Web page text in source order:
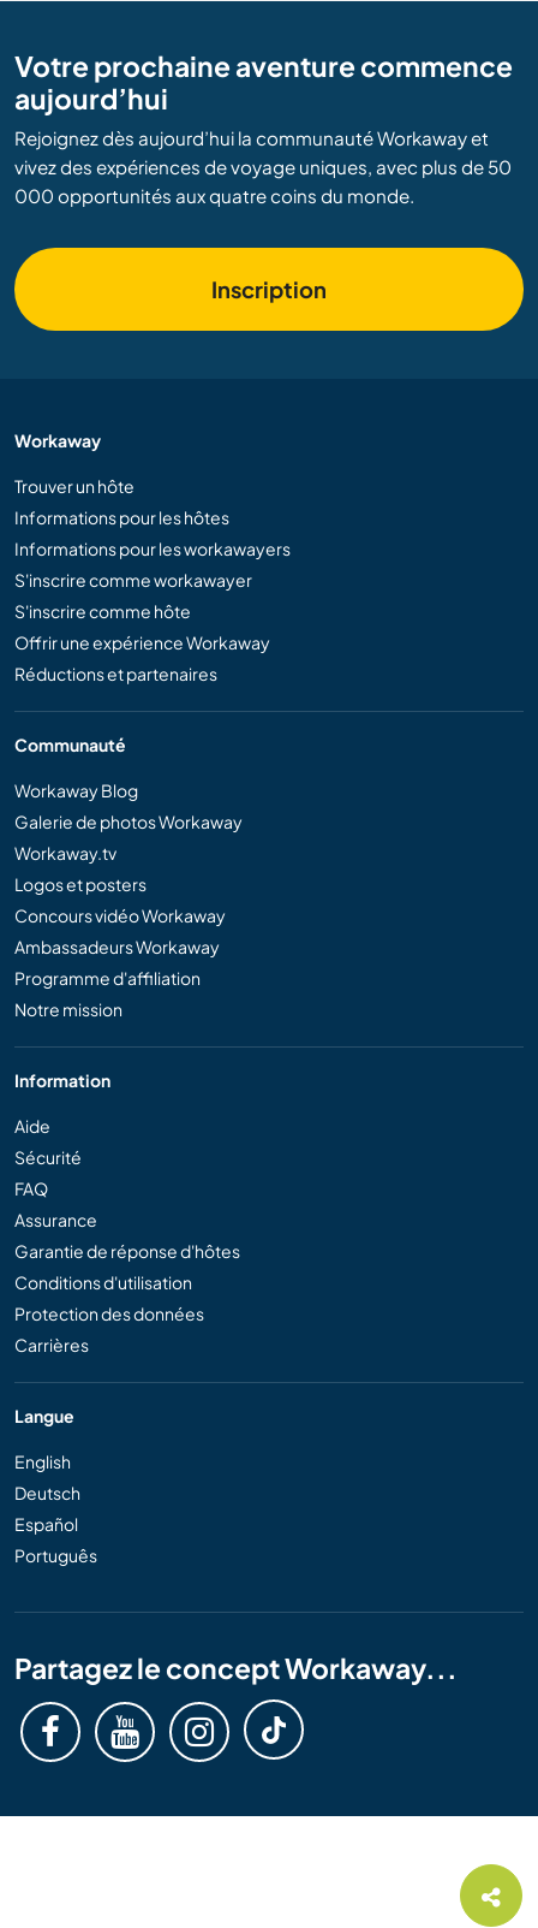
Votre prochaine aventure commence
aujourd’hui
Rejoignez dès aujourd’hui la communauté Workaway et
vivez des expériences de voyage uniques, avec plus de 50
000 opportunités aux quatre coins du monde.
Inscription
Workaway
Trouver un hôte
Informations pour les hôtes
Informations pour les workawayers
S'inscrire comme workawayer
S'inscrire comme hôte
Offrir une expérience Workaway
Réductions et partenaires
Communauté
Workaway Blog
Galerie de photos Workaway
Workaway.tv
Logos et posters
Concours vidéo Workaway
Ambassadeurs Workaway
Programme d'affiliation
Notre mission
Information
Aide
Sécurité
FAQ
Assurance
Garantie de réponse d'hôtes
Conditions d'utilisation
Protection des données
Carrières
Langue
English
Deutsch
Español
Português
Partagez le concept Workaway...